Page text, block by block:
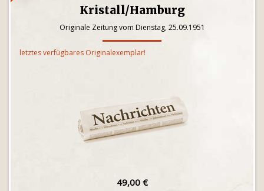
Kristall/Hamburg
Originale Zeitung vom Dienstag, 25.09.1951
letztes verfügbares Originalexemplar!
49,00 €